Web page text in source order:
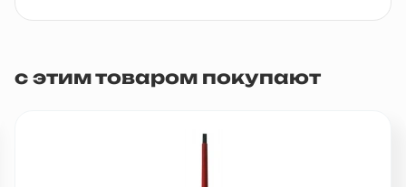
с этим товаром покупают